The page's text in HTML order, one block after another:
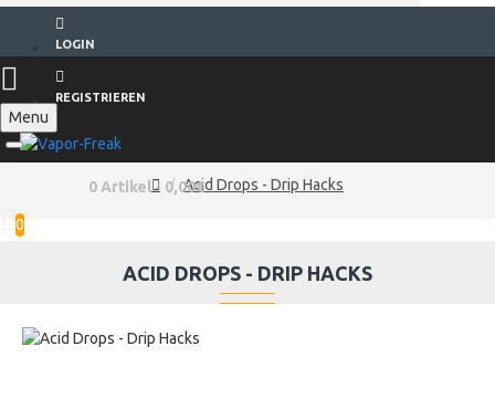
LOGIN
REGISTRIEREN
Menu
0 Artikel - 0,00€
0
Acid Drops - Drip Hacks
ACID DROPS - DRIP HACKS